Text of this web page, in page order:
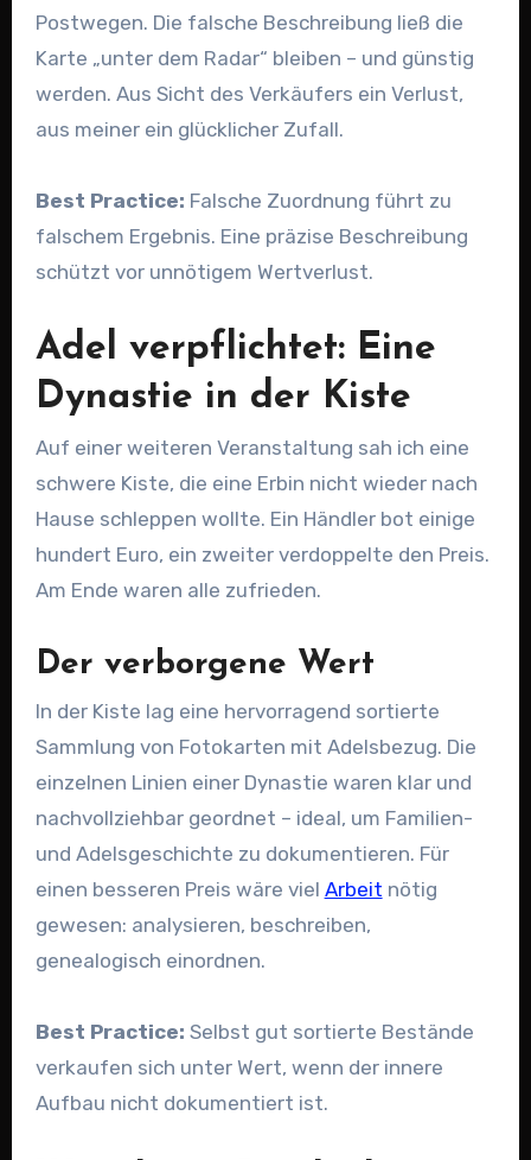
Postwegen. Die falsche Beschreibung ließ die
Karte „unter dem Radar“ bleiben – und günstig
werden. Aus Sicht des Verkäufers ein Verlust,
aus meiner ein glücklicher Zufall.
Best Practice: Falsche Zuordnung führt zu
falschem Ergebnis. Eine präzise Beschreibung
schützt vor unnötigem Wertverlust.
Adel verpflichtet: Eine
Dynastie in der Kiste
Auf einer weiteren Veranstaltung sah ich eine
schwere Kiste, die eine Erbin nicht wieder nach
Hause schleppen wollte. Ein Händler bot einige
hundert Euro, ein zweiter verdoppelte den Preis.
Am Ende waren alle zufrieden.
Der verborgene Wert
In der Kiste lag eine hervorragend sortierte
Sammlung von Fotokarten mit Adelsbezug. Die
einzelnen Linien einer Dynastie waren klar und
nachvollziehbar geordnet – ideal, um Familien-
und Adelsgeschichte zu dokumentieren. Für
einen besseren Preis wäre viel Arbeit nötig
gewesen: analysieren, beschreiben,
genealogisch einordnen.
Best Practice: Selbst gut sortierte Bestände
verkaufen sich unter Wert, wenn der innere
Aufbau nicht dokumentiert ist.